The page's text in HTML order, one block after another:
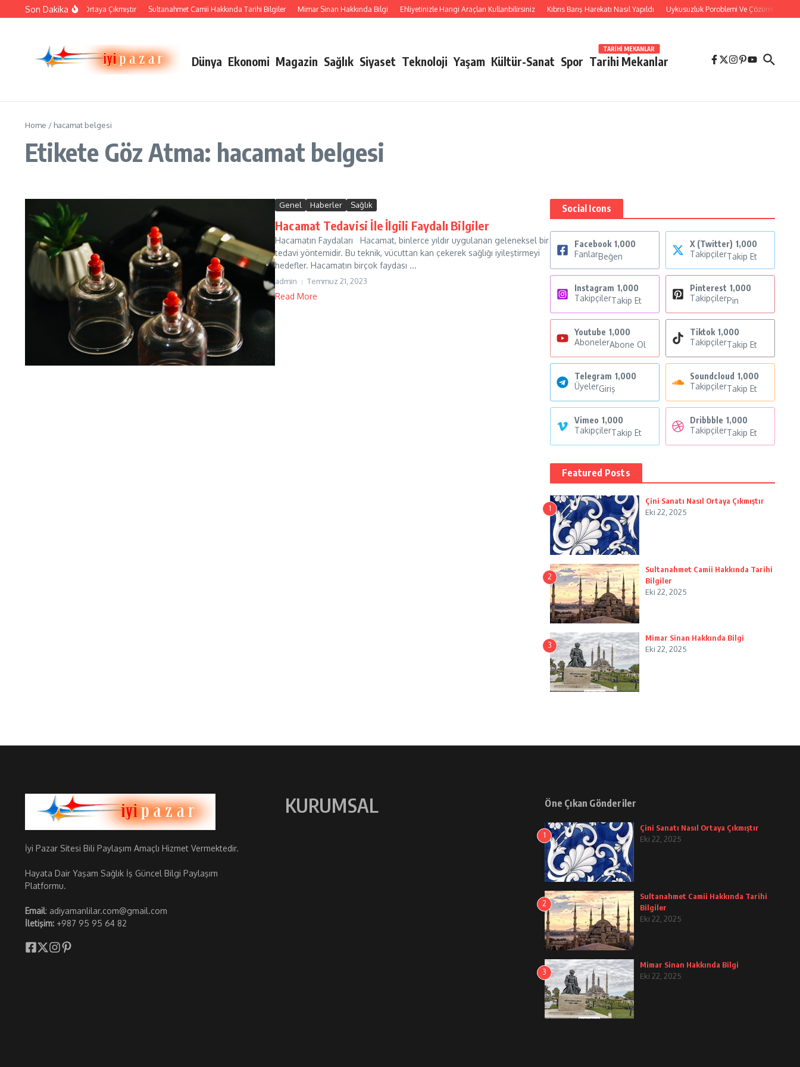
İçeriğe atlaSon Dakika
Çini Sanatı Nasıl Ortaya Çıkmıştır Sultanahmet Camii Hakkında Tarihi Bilgiler Mimar Sinan Hakkında Bilgi Ehliyetinizle Hangi Araçları Kullanbilirsiniz Kıbrıs Barış Harekatı Nasıl Yapıldı Uykusuzluk Poroblemi Ve Çözümleri
Dünya Ekonomi Magazin Sağlık Siyaset Teknoloji Yaşam Kültür-Sanat Spor Tarihi Mekanlar
TARIHI MEKANLAR
Home / hacamat belgesi
Etikete Göz Atma: hacamat belgesi
Genel Haberler Sağlık
Hacamat Tedavisi İle İlgili Faydalı Bilgiler
Hacamatın Faydaları Hacamat, binlerce yıldır uygulanan geleneksel bir
tedavi yöntemidir. Bu teknik, vücuttan kan çekerek sağlığı iyileştirmeyi
hedefler. Hacamatın birçok faydası ...
admin Temmuz 21, 2023
Read More
Social Icons
Facebook 1,000
FanlarBeğen
X (Twitter) 1,000
TakipçilerTakip Et
Instagram 1,000
TakipçilerTakip Et
Pinterest 1,000
TakipçilerPin
Youtube 1,000
AbonelerAbone Ol
Tiktok 1,000
TakipçilerTakip Et
Telegram 1,000
ÜyelerGiriş
Soundcloud 1,000
TakipçilerTakip Et
Vimeo 1,000
TakipçilerTakip Et
Dribbble 1,000
TakipçilerTakip Et
Featured Posts
1
Çini Sanatı Nasıl Ortaya Çıkmıştır
Eki 22, 2025
2
Sultanahmet Camii Hakkında Tarihi
Bilgiler
Eki 22, 2025
3
Mimar Sinan Hakkında Bilgi
Eki 22, 2025
İyi Pazar Sitesi Bili Paylaşım Amaçlı Hizmet Vermektedir.
Hayata Dair Yaşam Sağlık İş Güncel Bilgi Paylaşım
Platformu.
Email: adiyamanlilar.com@gmail.com
İletişim: +987 95 95 64 82
KURUMSAL Öne Çıkan Gönderiler
1
Çini Sanatı Nasıl Ortaya Çıkmıştır
Eki 22, 2025
2
Sultanahmet Camii Hakkında Tarihi
Bilgiler
Eki 22, 2025
3
Mimar Sinan Hakkında Bilgi
Eki 22, 2025